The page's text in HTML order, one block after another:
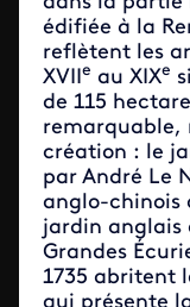
édifiée à la
reflètent les
XVII
e au XIXe
de 115
remarquable,
création : le
par André Le
anglo-chinois
jardin anglais
Grandes
1735 abritent
qui présente